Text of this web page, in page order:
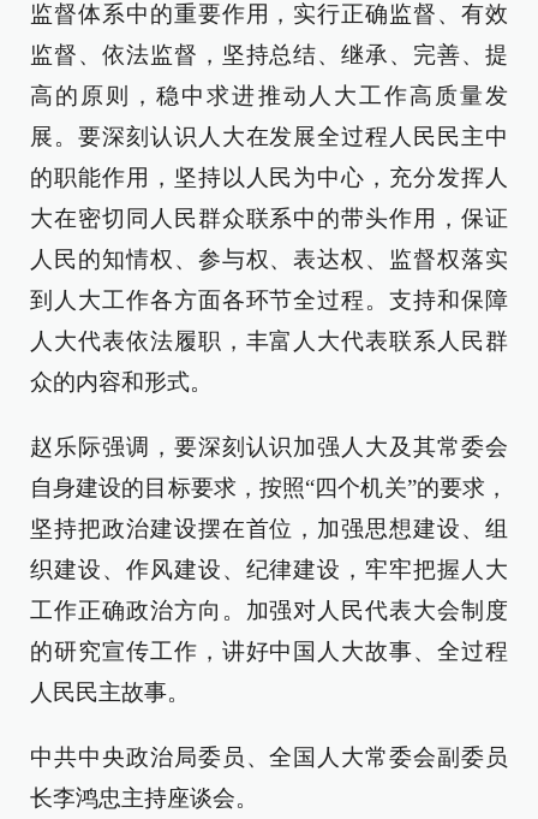
监督体系中的重要作用，实行正确监督、有效
监督、依法监督，坚持总结、继承、完善、提
高的原则，稳中求进推动人大工作高质量发
展。要深刻认识人大在发展全过程人民民主中
的职能作用，坚持以人民为中心，充分发挥人
大在密切同人民群众联系中的带头作用，保证
人民的知情权、参与权、表达权、监督权落实
到人大工作各方面各环节全过程。支持和保障
人大代表依法履职，丰富人大代表联系人民群
众的内容和形式。
赵乐际强调，要深刻认识加强人大及其常委会
自身建设的目标要求，按照“四个机关”的要求，
坚持把政治建设摆在首位，加强思想建设、组
织建设、作风建设、纪律建设，牢牢把握人大
工作正确政治方向。加强对人民代表大会制度
的研究宣传工作，讲好中国人大故事、全过程
人民民主故事。
中共中央政治局委员、全国人大常委会副委员
长李鸿忠主持座谈会。